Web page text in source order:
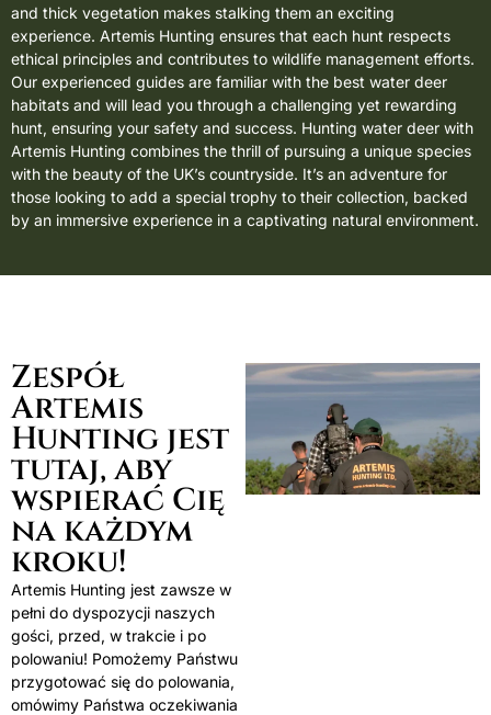
and thick vegetation makes stalking them an exciting
experience. Artemis Hunting ensures that each hunt respects
ethical principles and contributes to wildlife management efforts.
Our experienced guides are familiar with the best water deer
habitats and will lead you through a challenging yet rewarding
hunt, ensuring your safety and success. Hunting water deer with
Artemis Hunting combines the thrill of pursuing a unique species
with the beauty of the UK’s countryside. It’s an adventure for
those looking to add a special trophy to their collection, backed
by an immersive experience in a captivating natural environment.
Zespół
Artemis
Hunting jest
tutaj, aby
wspierać Cię
na każdym
kroku!
Artemis Hunting jest zawsze w
pełni do dyspozycji naszych
gości, przed, w trakcie i po
polowaniu! Pomożemy Państwu
przygotować się do polowania,
omówimy Państwa oczekiwania